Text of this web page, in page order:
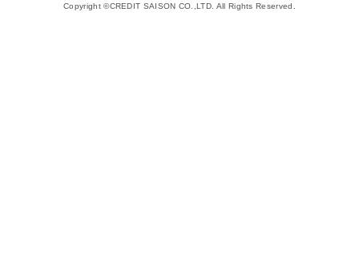
Copyright ©CREDIT SAISON CO.,LTD. All Rights Reserved.